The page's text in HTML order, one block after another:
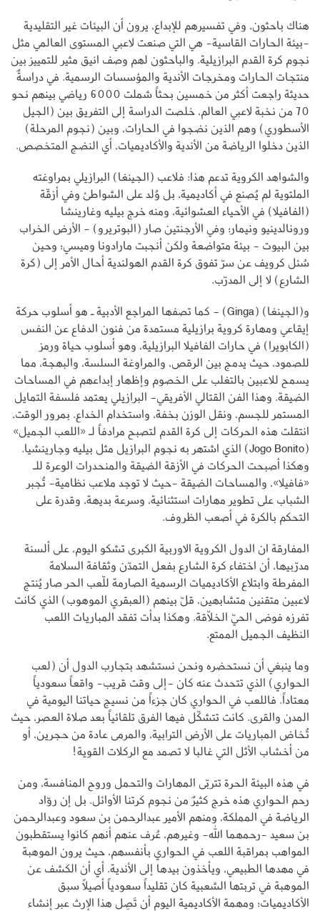
هناك باحثون، وفي تفسيرهم للإبداع، يرون أن البيئات غير التقليدية
-بيئة الحارات القاسية- هي التي صنعت لاعبي المستوى العالمي مثل
نجوم كرة القدم البرازيلية. والباحثون لهم وصف انيق مثير للتمييز بين
منتجات الحارات ومخرجات الأندية والمؤسسات الرسمية. في دراسةٌ
حديثة راجعت أكثر من خمسين بحثاً شملت 6000 رياضي بينهم نحو
70 من نخبة لاعبي العالم، خلصت الدراسة إلى التفريق بين (الجيل
الأسطوري) وهم الذين نضجوا في الحارات، وبين (نجوم المرحلة)
الذين دخلوا الرياضة من الأندية والأكاديميات، أي النضج المتخصص.
والشواهد الكروية تدعم هذا: فلاعب (الجينغا) البرازيلي بمراوغته
الملتوية لم يُصنع في أكاديمية، بل وُلد على الشواطئ وفي أزقّة
(الفافيلا) في الأحياء العشوائية، ومنه خرج بيليه وغارينشا
ورونالدينيو ونيمار؛ وفي الأرجنتين صار (البوتريرو) - الأرض الخراب
بين البيوت - بيئة متواضعة ولكن أنجبت مارادونا وميسي؛ وحين
سُئل كرويف عن سرّ تفوق كرة القدم الهولندية أحال الأمر إلى (كرة
الشارع) لا إلى المدرّب.
و(الجينغا) (Ginga) - كما تصفها المراجع الأدبية ـ هو أسلوب حركة
إيقاعي ومهارة كروية برازيلية مستمدة من فنون الدفاع عن النفس
(الكابويرا) في حارات الفافيلا البرازيلية، وهو أسلوب حياة ورمز
للصمود، حيث يدمج بين الرقص، والمراوغة السلسة، والبهجة، مما
يسمح للاعبين بالتغلب على الخصوم وإظهار إبداعهم في المساحات
الضيقة. وهذا الفن القتالي الأفريقي- البرازيلي يعتمد فلسفة التمايل
المستمر للجسم، ونقل الوزن بخفة، واستخدام الخداع. بمرور الوقت،
انتقلت هذه الحركات إلى كرة القدم لتصبح مرادفاً لـ «اللعب الجميل»
(Jogo Bonito) الذي اشتهر به نجوم البرازيل مثل بيليه وجارينشيا.
وهكذا أصبحت الحركات في الأزقة الضيقة والمنحدرات الوعرة للـ
«فافيلا»، والمساحات الضيقة -حيث لا توجد ملاعب نظامية- تُجبر
الشباب على تطوير مهارات استثنائية، وسرعة بديهة، وقدرة على
التحكم بالكرة في أصعب الظروف.
المفارقة ان الدول الكروية الاوربية الكبرى تشكو اليوم، على ألسنة
مدرّبيها، أن اختفاء كرة الشارع بفعل التمدّن وثقافة السلامة
المفرطة وابتلاع الأكاديميات الرسمية الصارمة للّعب الحر صار يُنتج
لاعبين متقنين متشابهين، قلّ بينهم (العبقري الموهوب) الذي كانت
تفرزه فوضى الحيّ الخلّاقة. وهكذا بدأت تفقد المباريات اللعب
النظيف الجميل الممتع.
وما ينبغي أن نستحضره ونحن نستشهد بتجارب الدول أن (لعب
الحواري) الذي تتحدث عنه كان -إلى وقت قريب- واقعاً سعودياً
معتاداً. فاللعب في الحواري كان جزءاً من نسيج حياتنا اليومية في
المدن والقرى. كانت تتشكّل فيها الفرق تلقائياً بعد صلاة العصر، حيث
تُخاض المباريات على الأرض الترابية، والمرمى عادة من حجرين، أو
من أخشاب الأثل التي غالبا لا تصمد مع الركلات القوية!
في هذه البيئة الحرة تتربّى المهارات والتحمل وروح المنافسة، ومن
رحم الحواري هذه خرج كثيرٌ من نجوم كرتنا الأوائل. بل إن روّاد
الرياضة في المملكة، ومنهم الأمير عبدالرحمن بن سعود وعبدالرحمن
بن سعيد -رحمهما الله- وغيرهم، عُرف عنهم أنهم كانوا يستقطبون
المواهب بمراقبة اللعب في الحواري بأنفسهم، حيث يرون الموهبة
في مهدها الطبيعي، ويأخذون بيدها إلى الأندية. أي أن الكشف عن
الموهبة في تربتها الشعبية كان تقليداً سعودياً أصيلاً سبق
الأكاديميات؛ ومهمة الأكاديمية اليوم أن تَصِل هذا الإرث عبر إنشاء